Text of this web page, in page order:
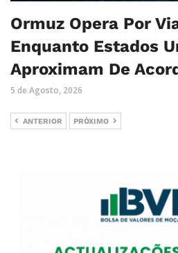
Ormuz Opera Por
Enquanto Estados
Aproximam De
5 de Agosto, 2026
ANTERIOR PRÓXIMO